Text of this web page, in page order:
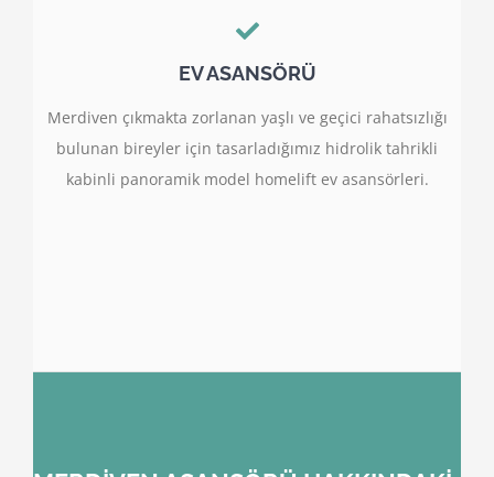
EV ASANSÖRÜ
Merdiven çıkmakta zorlanan yaşlı ve geçici rahatsızlığı
bulunan bireyler için tasarladığımız hidrolik tahrikli
kabinli panoramik model homelift ev asansörleri.